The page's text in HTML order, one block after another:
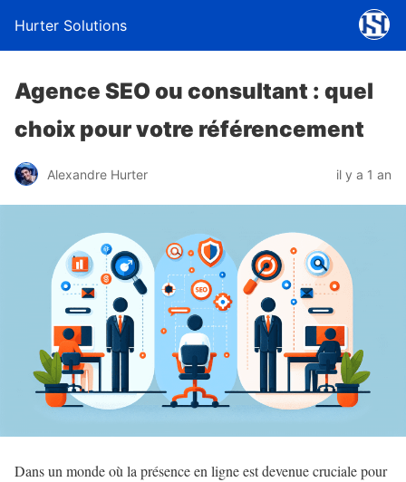
Hurter Solutions
Agence SEO ou consultant : quel
choix pour votre référencement
Alexandre Hurter il y a 1 an
Dans un monde où la présence en ligne est devenue cruciale pour